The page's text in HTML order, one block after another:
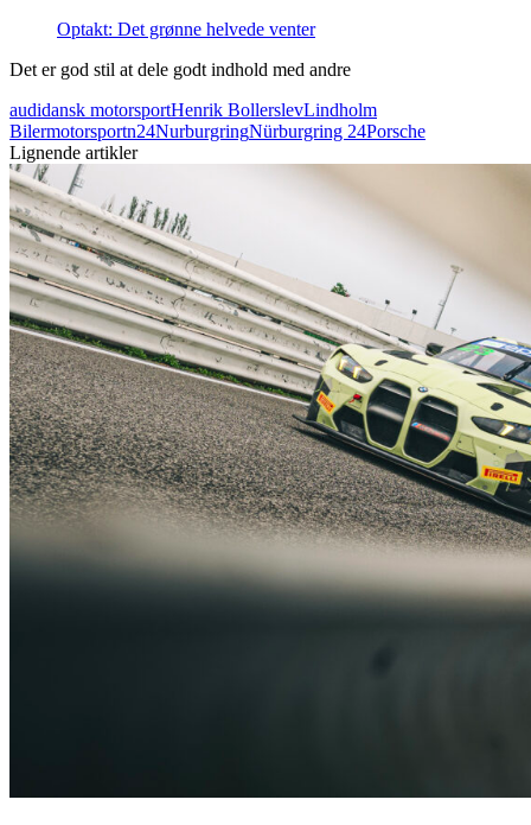
Optakt: Det grønne helvede venter
Det er god stil at dele godt indhold med andre
audidansk motorsportHenrik BollerslevLindholm
Bilermotorsportn24NurburgringNürburgring 24Porsche
Lignende artikler